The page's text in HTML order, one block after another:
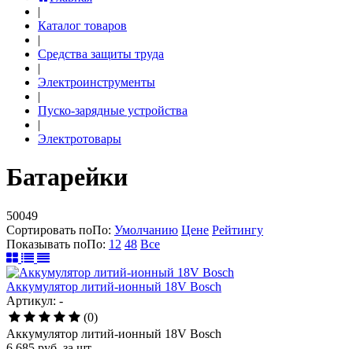
|
Каталог товаров
|
Средства защиты труда
|
Электроинструменты
|
Пуско-зарядные устройства
|
Электротовары
Батарейки
50049
Сортировать поПо: Умолчанию Цене Рейтингу
Показывать поПо: 12 48 Все
Аккумулятор литий-ионный 18V Bosch
Артикул: -
(0)
Аккумулятор литий-ионный 18V Bosch